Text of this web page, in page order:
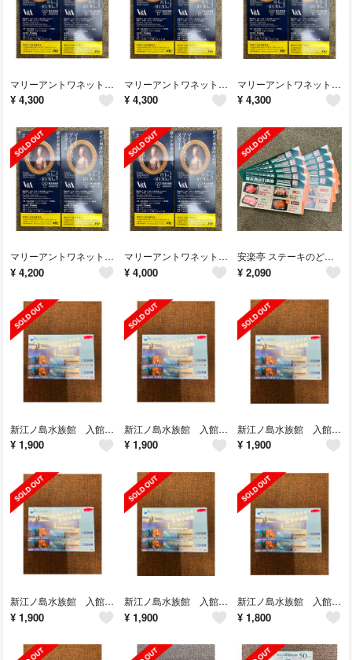
マリーアントワネットスタイル 横浜美術館 2枚 期限短縮チケット ゆうパケットポストミニ無料
¥ 4,300
マリーアントワネットスタイル 横浜美術館 2枚 期限短縮チケット ゆうパケットポストミニ無料
¥ 4,300
マリーアントワネットスタイル 横浜美術館 2枚 期限短縮チケット ゆうパケットポストミニ無料
¥ 4,300
マリーアントワネットスタイル 横浜美術館 2枚 期限短縮チケット ゆうパケットポストミニ無料
¥ 4,200
マリーアントワネットスタイル 横浜美術館 2枚 期限短縮チケット ゆうパケットポストミニ無料
¥ 4,000
安楽亭 ステーキのどん フォルクス 指定商品引換券 10枚セット ゆうパケットポストmini無料
¥ 2,090
新江ノ島水族館 入館券 2枚セット ゆうパケットポストmini無料
¥ 1,900
新江ノ島水族館 入館券 2枚セット ゆうパケットポストmini無料
¥ 1,900
新江ノ島水族館 入館券 2枚セット ゆうパケットポストmini無料
¥ 1,900
新江ノ島水族館 入館券 2枚セット ゆうパケットポストmini無料
¥ 1,900
新江ノ島水族館 入館券 2枚セット ゆうパケットポストmini無料
¥ 1,900
新江ノ島水族館 入館券 2枚セット ゆうパケットポストmini無料
¥ 1,800